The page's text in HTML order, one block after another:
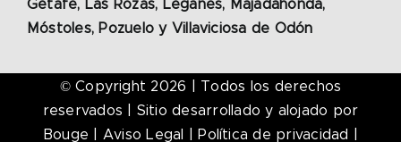
Getafe, Las Rozas, Leganés, Majadahonda,
Móstoles, Pozuelo y Villaviciosa de Odón
© Copyright 2026 | Todos los derechos
reservados | Sitio desarrollado y alojado por
Bouge
Aviso Legal Política de privacidad